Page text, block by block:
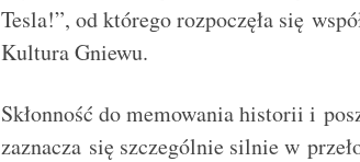
Tesla!”, od którego rozpoczęła się
Kultura Gniewu.
Skłonność do memowania historii i
zaznacza się szczególnie silnie w